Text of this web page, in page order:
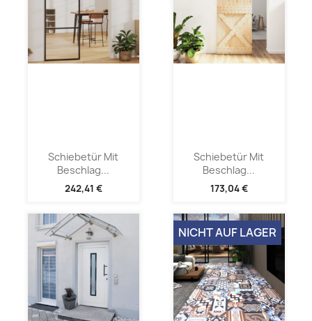
Schiebetür Mit
Beschlag...
242,41 €
Schiebetür Mit
Beschlag...
173,04 €
NICHT AUF LAGER